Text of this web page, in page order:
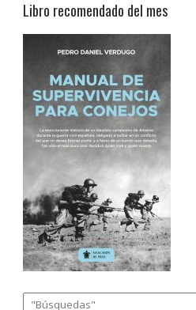
Libro recomendado del mes